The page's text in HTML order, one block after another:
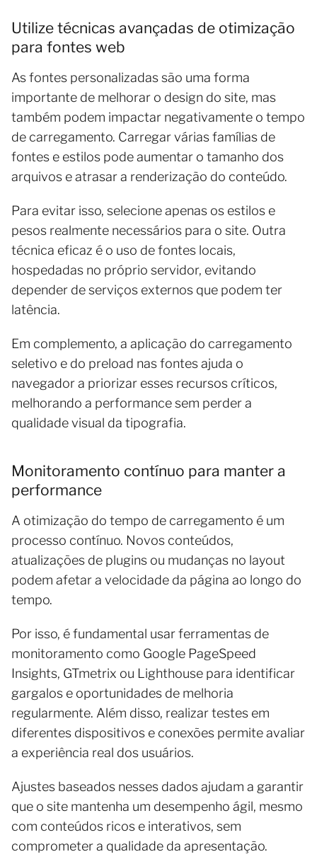
Utilize técnicas avançadas de otimização
para fontes web
As fontes personalizadas são uma forma
importante de melhorar o design do site, mas
também podem impactar negativamente o tempo
de carregamento. Carregar várias famílias de
fontes e estilos pode aumentar o tamanho dos
arquivos e atrasar a renderização do conteúdo.
Para evitar isso, selecione apenas os estilos e
pesos realmente necessários para o site. Outra
técnica eficaz é o uso de fontes locais,
hospedadas no próprio servidor, evitando
depender de serviços externos que podem ter
latência.
Em complemento, a aplicação do carregamento
seletivo e do preload nas fontes ajuda o
navegador a priorizar esses recursos críticos,
melhorando a performance sem perder a
qualidade visual da tipografia.
Monitoramento contínuo para manter a
performance
A otimização do tempo de carregamento é um
processo contínuo. Novos conteúdos,
atualizações de plugins ou mudanças no layout
podem afetar a velocidade da página ao longo do
tempo.
Por isso, é fundamental usar ferramentas de
monitoramento como Google PageSpeed
Insights, GTmetrix ou Lighthouse para identificar
gargalos e oportunidades de melhoria
regularmente. Além disso, realizar testes em
diferentes dispositivos e conexões permite avaliar
a experiência real dos usuários.
Ajustes baseados nesses dados ajudam a garantir
que o site mantenha um desempenho ágil, mesmo
com conteúdos ricos e interativos, sem
comprometer a qualidade da apresentação.